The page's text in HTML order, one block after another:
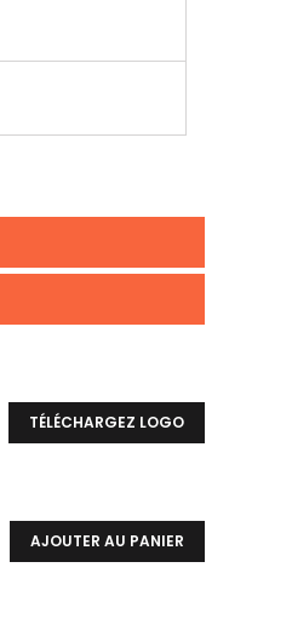
TÉLÉCHARGEZ LOGO
AJOUTER AU PANIER